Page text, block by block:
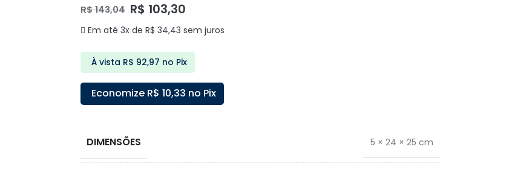
R$143,04 R$ 103,30
Em até 3x de R$ 34,43 sem juros
À vista R$ 92,97 no Pix
Economize R$ 10,33 no Pix
DIMENSÕES 5 × 24 × 25 cm